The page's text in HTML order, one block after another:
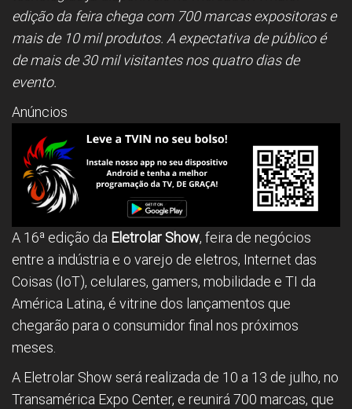
edição da feira chega com 700 marcas expositoras e
mais de 10 mil produtos. A expectativa de público é
de mais de 30 mil visitantes nos quatro dias de
evento.
Anúncios
A 16ª edição da Eletrolar Show, feira de negócios
entre a indústria e o varejo de eletros, Internet das
Coisas (IoT), celulares, gamers, mobilidade e TI da
América Latina, é vitrine dos lançamentos que
chegarão para o consumidor final nos próximos
meses.
A Eletrolar Show será realizada de 10 a 13 de julho, no
Transamérica Expo Center, e reunirá 700 marcas, que